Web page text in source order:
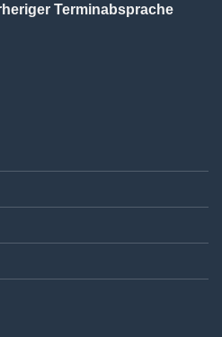
Terminabsprache